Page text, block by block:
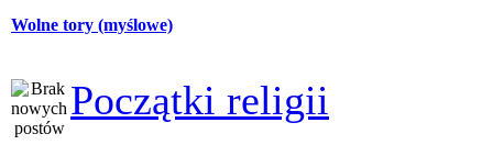
Wolne tory (myślowe)
Początki religii